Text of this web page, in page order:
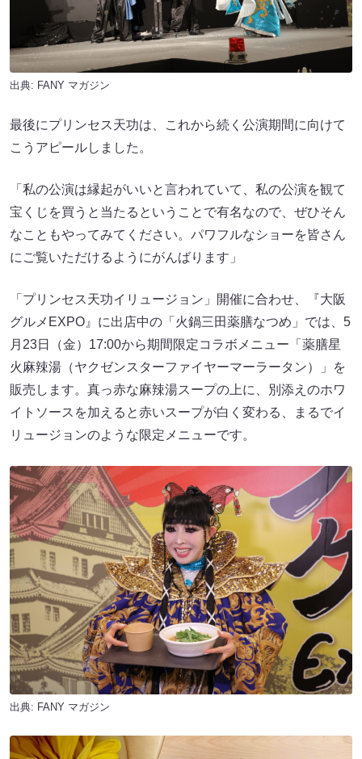
出典: FANY マガジン
最後にプリンセス天功は、これから続く公演期間に向けて
こうアピールしました。
「私の公演は縁起がいいと言われていて、私の公演を観て
宝くじを買うと当たるということで有名なので、ぜひそん
なこともやってみてください。パワフルなショーを皆さん
にご覧いただけるようにがんばります」
「プリンセス天功イリュージョン」開催に合わせ、『大阪
グルメEXPO』に出店中の「火鍋三田薬膳なつめ」では、5
月23日（金）17:00から期間限定コラボメニュー「薬膳星
火麻辣湯（ヤクゼンスターファイヤーマーラータン）」を
販売します。真っ赤な麻辣湯スープの上に、別添えのホワ
イトソースを加えると赤いスープが白く変わる、まるでイ
リュージョンのような限定メニューです。
出典: FANY マガジン